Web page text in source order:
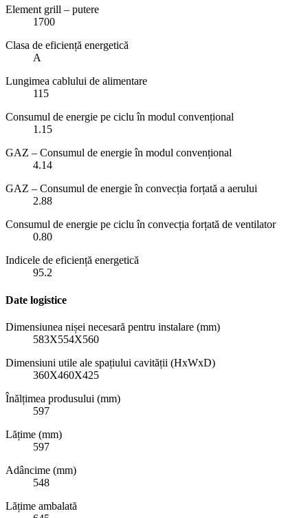
Element grill – putere
1700
Clasa de eficiență energetică
A
Lungimea cablului de alimentare
115
Consumul de energie pe ciclu în modul convențional
1.15
GAZ – Consumul de energie în modul convențional
4.14
GAZ – Consumul de energie în convecția forțată a aerului
2.88
Consumul de energie pe ciclu în convecția forțată de ventilator
0.80
Indicele de eficiență energetică
95.2
Date logistice
Dimensiunea nișei necesară pentru instalare (mm)
583X554X560
Dimensiuni utile ale spațiului cavității (HxWxD)
360X460X425
Înălțimea produsului (mm)
597
Lățime (mm)
597
Adâncime (mm)
548
Lățime ambalată